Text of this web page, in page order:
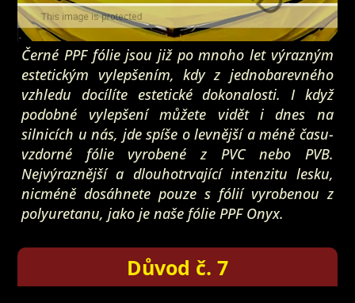
Černé PPF fólie jsou již po mnoho let výrazným
estetickým vylepšením, kdy z jednobarevného
vzhledu docílíte estetické dokonalosti. I když
podobné vylepšení můžete vidět i dnes na
silnicích u nás, jde spíše o levnější a méně času-
vzdorné fólie vyrobené z PVC nebo PVB.
Nejvýraznější a dlouhotrvající intenzitu lesku,
nicméně dosáhnete pouze s fólií vyrobenou z
polyuretanu, jako je naše fólie PPF Onyx.
Důvod č. 7